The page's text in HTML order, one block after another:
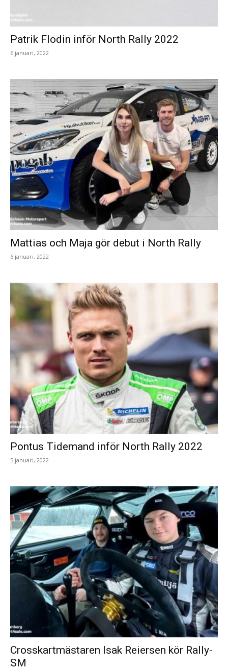
Patrik Flodin inför North Rally 2022
6 januari, 2022
Mattias och Maja gör debut i North Rally
6 januari, 2022
Pontus Tidemand inför North Rally 2022
5 januari, 2022
Crosskartmästaren Isak Reiersen kör Rally-
SM